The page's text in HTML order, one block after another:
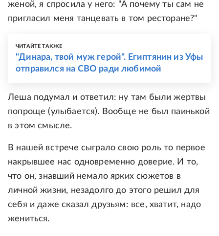
женой, я спросила у него: "А почему ты сам не
пригласил меня танцевать в том ресторане?"
ЧИТАЙТЕ ТАКЖЕ
"Динара, твой муж герой". Египтянин из Уфы
отправился на СВО ради любимой
Леша подумал и ответил: ну там были жертвы
попроще (улыбается). Вообще не был паинькой
в этом смысле.
В нашей встрече сыграло свою роль то первое
накрывшее нас одновременно доверие. И то,
что он, знавший немало ярких сюжетов в
личной жизни, незадолго до этого решил для
себя и даже сказал друзьям: все, хватит, надо
жениться.